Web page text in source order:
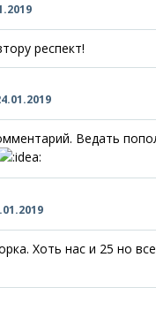
респект!
Ведать
Хоть нас и 25 но